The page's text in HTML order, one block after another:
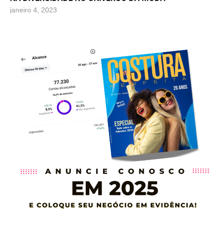
janeiro 4, 2023